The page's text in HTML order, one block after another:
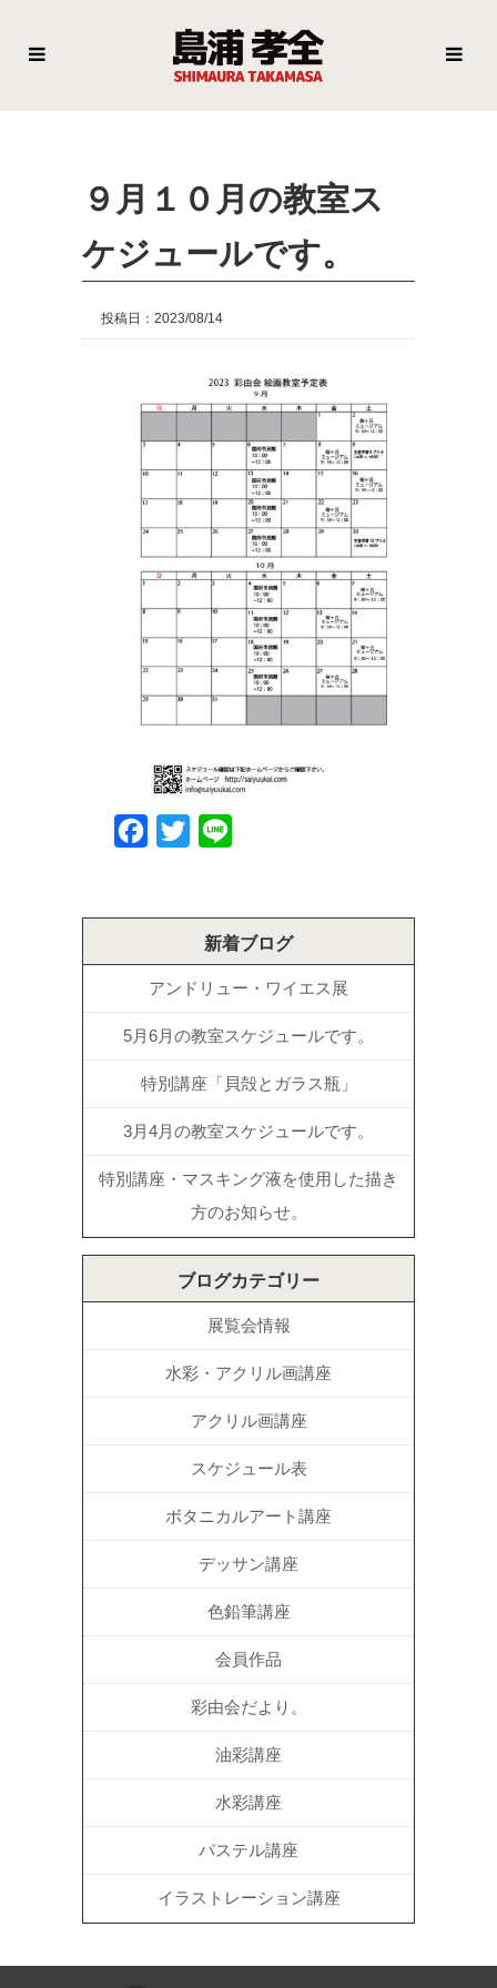
９月１０月の教室ス
ケジュールです。
投稿日：2023/08/14
Facebook
Twitter
新着ブログ
アンドリュー・ワイエス展
5月6月の教室スケジュールです。
特別講座「貝殻とガラス瓶」
3月4月の教室スケジュールです。
特別講座・マスキング液を使用した描き
方のお知らせ。
ブログカテゴリー
展覧会情報
水彩・アクリル画講座
アクリル画講座
スケジュール表
ボタニカルアート講座
デッサン講座
色鉛筆講座
会員作品
彩由会だより。
油彩講座
水彩講座
パステル講座
イラストレーション講座